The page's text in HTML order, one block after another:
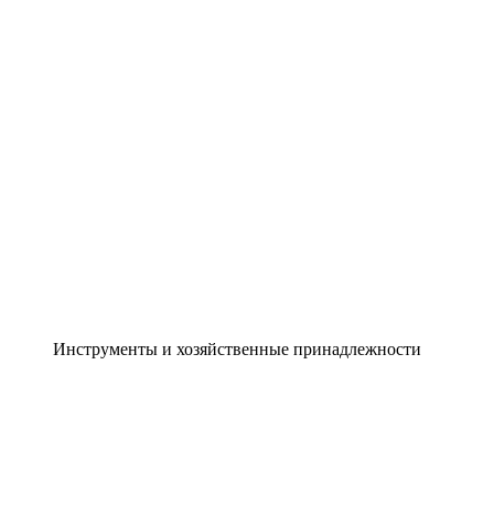
Инструменты и хозяйственные принадлежности